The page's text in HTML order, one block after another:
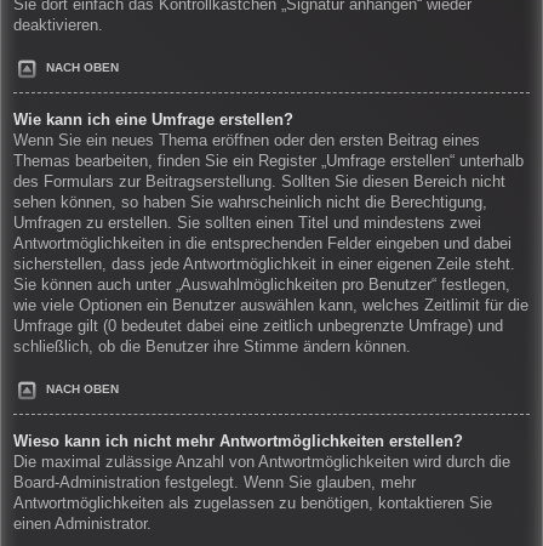
Sie dort einfach das Kontrollkästchen „Signatur anhängen“ wieder
deaktivieren.
NACH OBEN
Wie kann ich eine Umfrage erstellen?
Wenn Sie ein neues Thema eröffnen oder den ersten Beitrag eines
Themas bearbeiten, finden Sie ein Register „Umfrage erstellen“ unterhalb
des Formulars zur Beitragserstellung. Sollten Sie diesen Bereich nicht
sehen können, so haben Sie wahrscheinlich nicht die Berechtigung,
Umfragen zu erstellen. Sie sollten einen Titel und mindestens zwei
Antwortmöglichkeiten in die entsprechenden Felder eingeben und dabei
sicherstellen, dass jede Antwortmöglichkeit in einer eigenen Zeile steht.
Sie können auch unter „Auswahlmöglichkeiten pro Benutzer“ festlegen,
wie viele Optionen ein Benutzer auswählen kann, welches Zeitlimit für die
Umfrage gilt (0 bedeutet dabei eine zeitlich unbegrenzte Umfrage) und
schließlich, ob die Benutzer ihre Stimme ändern können.
NACH OBEN
Wieso kann ich nicht mehr Antwortmöglichkeiten erstellen?
Die maximal zulässige Anzahl von Antwortmöglichkeiten wird durch die
Board-Administration festgelegt. Wenn Sie glauben, mehr
Antwortmöglichkeiten als zugelassen zu benötigen, kontaktieren Sie
einen Administrator.